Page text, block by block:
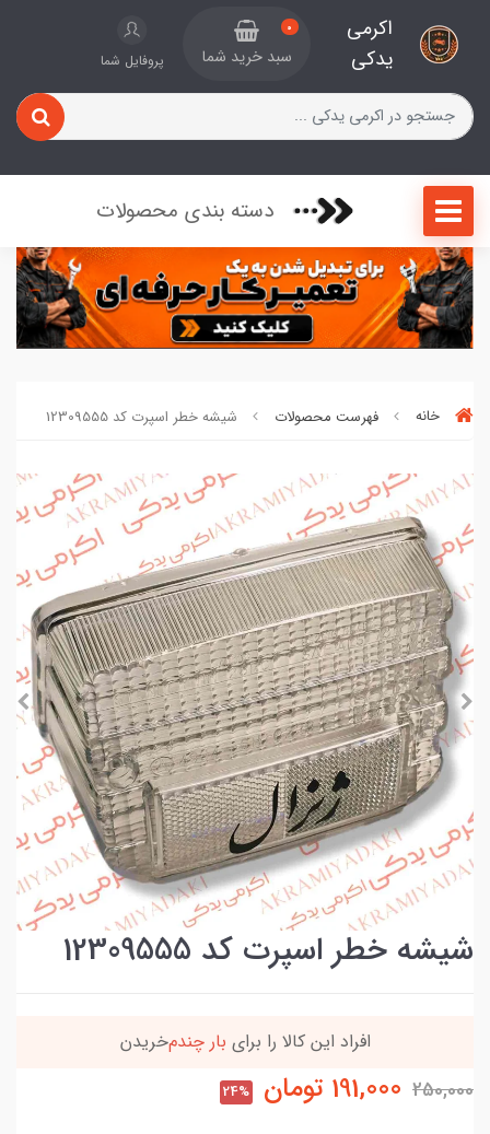
اکرمی
یدکی
0
سبد خرید شما پروفایل شما
دسته بندی محصولات
خانه فهرست محصولات شیشه خطر اسپرت کد 12309555
شیشه خطر اسپرت کد 12309555
افراد‌ این کالا را برای بار چندم‌خریدن
250,000
191,000 تومان 24%